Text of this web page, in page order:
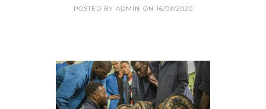
POSTED BY ADMIN ON 16/09/2020